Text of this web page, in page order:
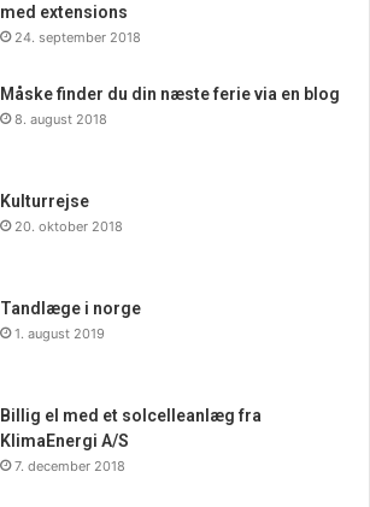
med extensions
24. september 2018
Måske finder du din næste ferie via en blog
8. august 2018
Kulturrejse
20. oktober 2018
Tandlæge i norge
1. august 2019
Billig el med et solcelleanlæg fra
KlimaEnergi A/S
7. december 2018